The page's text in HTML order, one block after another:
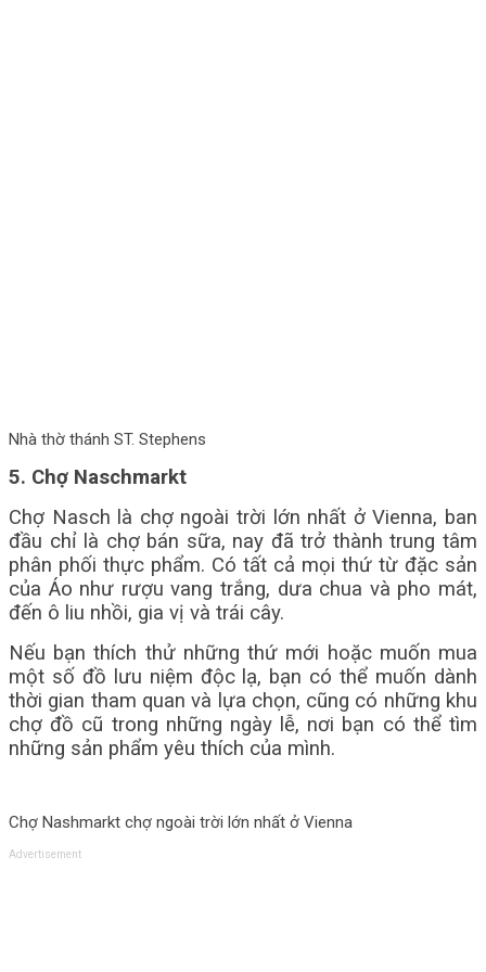
Nhà thờ thánh ST. Stephens
5. Chợ Naschmarkt
Chợ Nasch là chợ ngoài trời lớn nhất ở Vienna, ban
đầu chỉ là chợ bán sữa, nay đã trở thành trung tâm
phân phối thực phẩm. Có tất cả mọi thứ từ đặc sản
của Áo như rượu vang trắng, dưa chua và pho mát,
đến ô liu nhồi, gia vị và trái cây.
Nếu bạn thích thử những thứ mới hoặc muốn mua
một số đồ lưu niệm độc lạ, bạn có thể muốn dành
thời gian tham quan và lựa chọn, cũng có những khu
chợ đồ cũ trong những ngày lễ, nơi bạn có thể tìm
những sản phẩm yêu thích của mình.
Chợ Nashmarkt chợ ngoài trời lớn nhất ở Vienna
Advertisement